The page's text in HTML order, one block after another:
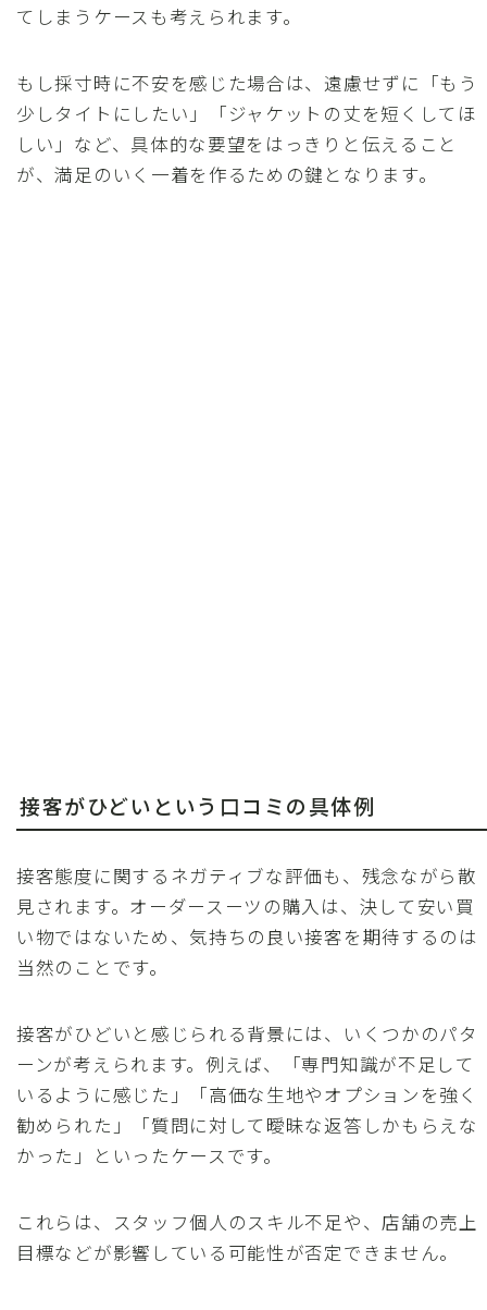
てしまうケースも考えられます。
もし採寸時に不安を感じた場合は、遠慮せずに「もう
少しタイトにしたい」「ジャケットの丈を短くしてほ
しい」など、具体的な要望をはっきりと伝えること
が、満足のいく一着を作るための鍵となります。
接客がひどいという口コミの具体例
接客態度に関するネガティブな評価も、残念ながら散
見されます。オーダースーツの購入は、決して安い買
い物ではないため、気持ちの良い接客を期待するのは
当然のことです。
接客がひどいと感じられる背景には、いくつかのパタ
ーンが考えられます。例えば、「専門知識が不足して
いるように感じた」「高価な生地やオプションを強く
勧められた」「質問に対して曖昧な返答しかもらえな
かった」といったケースです。
これらは、スタッフ個人のスキル不足や、店舗の売上
目標などが影響している可能性が否定できません。